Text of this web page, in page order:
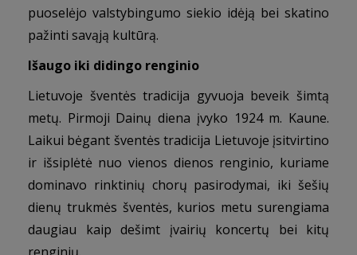
puoselėjo valstybingumo siekio idėją bei skatino
pažinti savąją kultūrą.
Išaugo iki didingo renginio
Lietuvoje šventės tradicija gyvuoja beveik šimtą
metų. Pirmoji Dainų diena įvyko 1924 m. Kaune.
Laikui bėgant šventės tradicija Lietuvoje įsitvirtino
ir išsiplėtė nuo vienos dienos renginio, kuriame
dominavo rinktinių chorų pasirodymai, iki šešių
dienų trukmės šventės, kurios metu surengiama
daugiau kaip dešimt įvairių koncertų bei kitų